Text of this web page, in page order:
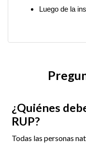
Luego de la
¿Quiénes
RUP?
Todas las personas